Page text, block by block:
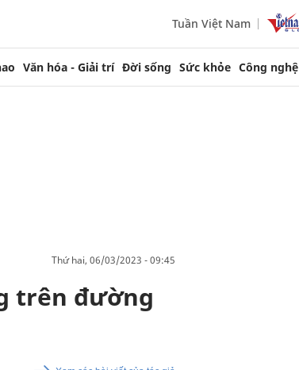
Tuần Việt Nam
Văn hóa - Giải trí Đời sống Sức khỏe Công nghệ
thứ hai, 06/03/2023 - 09:45
trên đường